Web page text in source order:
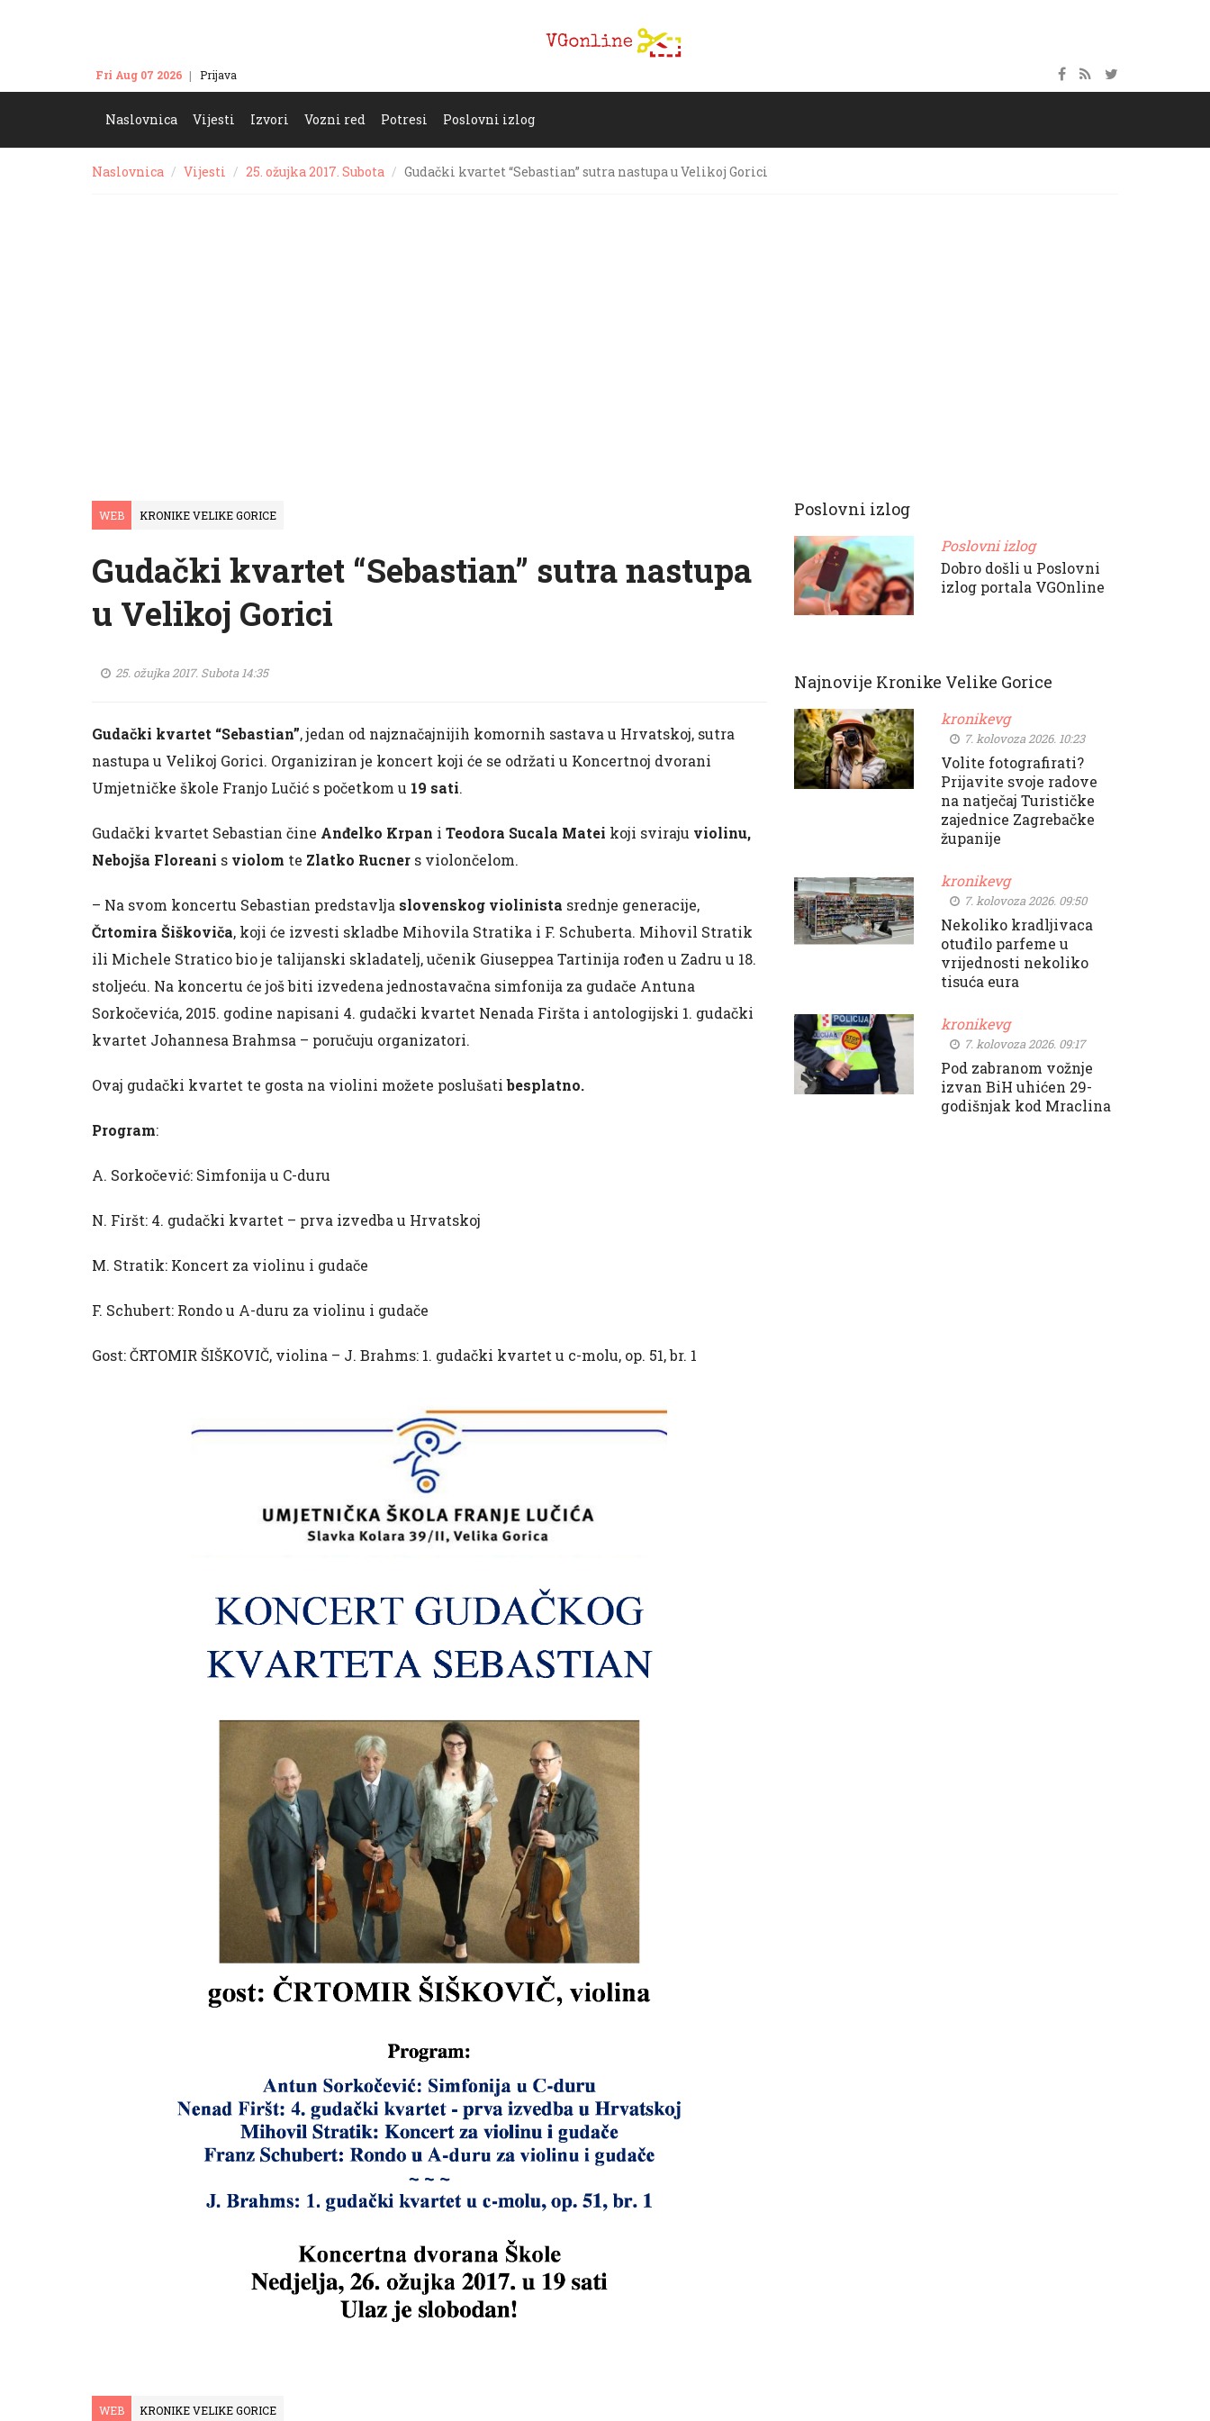
Fri Aug 07 2026 Prijava
Naslovnica Vijesti Izvori Vozni red Potresi Poslovni izlog
Naslovnica Vijesti 25. ožujka 2017. Subota Gudački kvartet “Sebastian” sutra nastupa u Velikoj Gorici
WEB KRONIKE VELIKE GORICE
Gudački kvartet “Sebastian” sutra nastupa
u Velikoj Gorici
25. ožujka 2017. Subota 14:35
Gudački kvartet “Sebastian”, jedan od najznačajnijih komornih sastava u Hrvatskoj, sutra
nastupa u Velikoj Gorici. Organiziran je koncert koji će se održati u Koncertnoj dvorani
Umjetničke škole Franjo Lučić s početkom u 19 sati.
Gudački kvartet Sebastian čine Anđelko Krpan i Teodora Sucala Matei koji sviraju violinu,
Nebojša Floreani s violom te Zlatko Rucner s violončelom.
– Na svom koncertu Sebastian predstavlja slovenskog violinista srednje generacije,
Črtomira Šiškoviča, koji će izvesti skladbe Mihovila Stratika i F. Schuberta. Mihovil Stratik
ili Michele Stratico bio je talijanski skladatelj, učenik Giuseppea Tartinija rođen u Zadru u 18.
stoljeću. Na koncertu će još biti izvedena jednostavačna simfonija za gudače Antuna
Sorkočevića, 2015. godine napisani 4. gudački kvartet Nenada Firšta i antologijski 1. gudački
kvartet Johannesa Brahmsa – poručuju organizatori.
Ovaj gudački kvartet te gosta na violini možete poslušatibesplatno.
Program:
A. Sorkočević: Simfonija u C-duru
N. Firšt: 4. gudački kvartet – prva izvedba u Hrvatskoj
M. Stratik: Koncert za violinu i gudače
F. Schubert: Rondo u A-duru za violinu i gudače
Gost: ČRTOMIR ŠIŠKOVIČ, violina – J. Brahms: 1. gudački kvartet u c-molu, op. 51, br. 1
WEB KRONIKE VELIKE GORICE
Poslovni izlog
Poslovni izlog
Dobro došli u Poslovni
izlog portala VGOnline
Najnovije Kronike Velike Gorice
kronikevg
7. kolovoza 2026. 10:23
Volite fotografirati?
Prijavite svoje radove
na natječaj Turističke
zajednice Zagrebačke
županije
kronikevg
7. kolovoza 2026. 09:50
Nekoliko kradljivaca
otuđilo parfeme u
vrijednosti nekoliko
tisuća eura
kronikevg
7. kolovoza 2026. 09:17
Pod zabranom vožnje
izvan BiH uhićen 29-
godišnjak kod Mraclina